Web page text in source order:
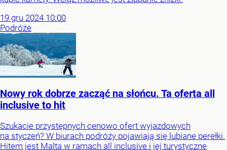
19 gru 2024 10:00
Podróże
Nowy rok dobrze zacząć na słońcu. Ta oferta all
inclusive to hit
Szukacie przystępnych cenowo ofert wyjazdowych
na styczeń? W biurach podróży pojawiają się lubiane perełki.
Hitem jest Malta w ramach all inclusive i jej turystyczne